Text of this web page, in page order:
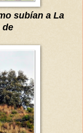
subían a La
de